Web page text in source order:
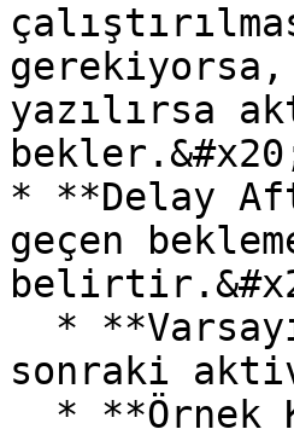
yazılırsa
* **Delay
geçen
sonraki